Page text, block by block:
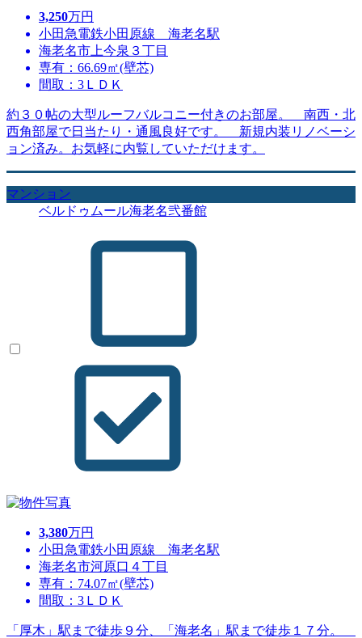
3,250万円
小田急電鉄小田原線 海老名駅
海老名市上今泉３丁目
専有：66.69㎡(壁芯)
間取：3ＬＤＫ
約３０帖の大型ルーフバルコニー付きのお部屋。 南西・北
西角部屋で日当たり・通風良好です。 新規内装リノベーシ
ョン済み。お気軽に内覧していただけます。
マンション
ベルドゥムール海老名弐番館
3,380万円
小田急電鉄小田原線 海老名駅
海老名市河原口４丁目
専有：74.07㎡(壁芯)
間取：3ＬＤＫ
「厚木」駅まで徒歩９分、「海老名」駅まで徒歩１７分。